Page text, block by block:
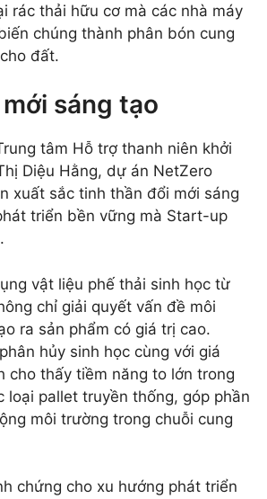
rác thải hữu cơ mà các nhà máy
chúng thành phân bón cung
đất.
sáng tạo
tâm Hỗ trợ thanh niên khởi
Diệu Hằng, dự án NetZero
xuất sắc tinh thần đổi mới sáng
triển bền vững mà Start-up
vật liệu phế thải sinh học từ
chỉ giải quyết vấn đề môi
ra sản phẩm có giá trị cao.
hủy sinh học cùng với giá
cho thấy tiềm năng to lớn trong
loại pallet truyền thống, góp phần
môi trường trong chuỗi cung
chứng cho xu hướng phát triển